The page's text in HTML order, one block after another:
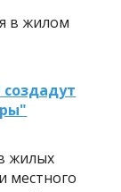
в жилом
жилых
местного